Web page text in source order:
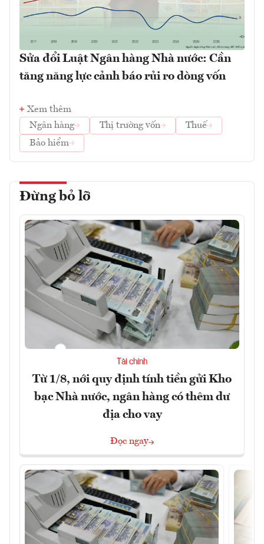
Sửa đổi Luật Ngân hàng Nhà nước: Cần
tăng năng lực cảnh báo rủi ro dòng vốn
Xem thêm
Ngân hàng
Thị trường vốn
Thuế
Bảo hiểm
Đừng bỏ lỡ
Tài chính
Từ 1/8, nới quy định tính tiền gửi Kho
bạc Nhà nước, ngân hàng có thêm dư
địa cho vay
Đọc ngay